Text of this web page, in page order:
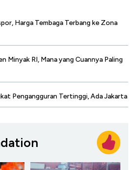
Harga Tembaga Terbang ke Zona
Minyak RI, Mana yang Cuannya Paling
Pengangguran Tertinggi, Ada Jakarta